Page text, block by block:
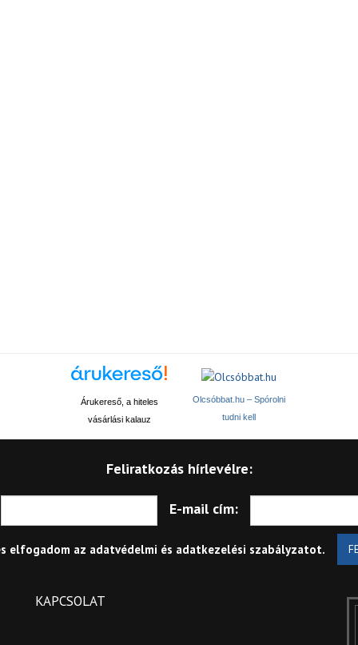
Árukereső, a hiteles
vásárlási kalauz
Olcsóbbat.hu – Spórolni
tudni kell
Feliratkozás hírlevélre:
E-mail cím:
elfogadom az adatvédelmi és adatkezelési szabályzatot.
KAPCSOLAT